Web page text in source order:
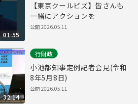
01:55
【東京クールビズ】皆さんも
一緒にアクションを
公開 2026.05.11
32:14
行財政
小池都知事定例記者会見(令和
8年5月8日)
公開 2026.05.11